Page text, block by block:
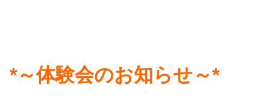
*～体験会のお知らせ～*